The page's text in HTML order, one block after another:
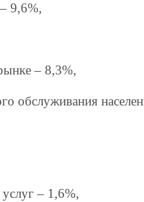
9,6%,
– 8,3%,
обслуживания
– 1,6%,